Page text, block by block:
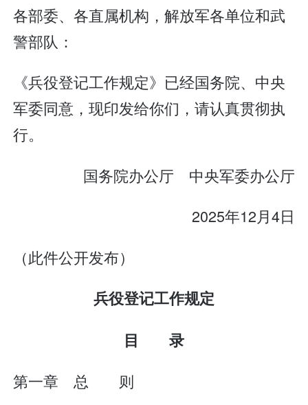
各部委、各直属机构，解放军各单位和武
警部队：
《兵役登记工作规定》已经国务院、中央
军委同意，现印发给你们，请认真贯彻执
行。
国务院办公厅 中央军委办公厅
2025年12月4日
（此件公开发布）
兵役登记工作规定
目 录
第一章 总 则